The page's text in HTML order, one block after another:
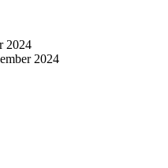
2024
2024